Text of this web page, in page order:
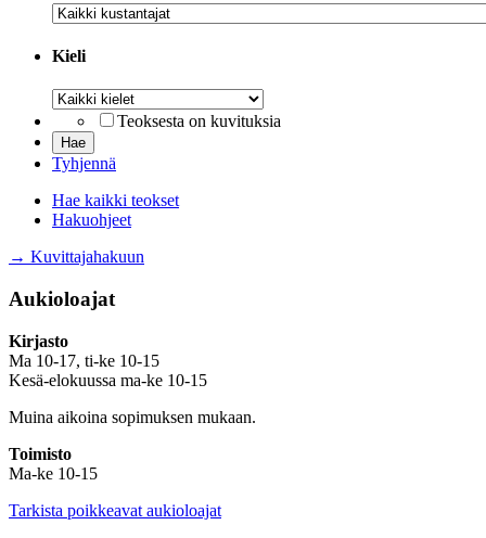
Kustantaja
Kieli
Kieli
Teoksesta on kuvituksia
Tyhjennä
Hae kaikki teokset
Hakuohjeet
→ Kuvittajahakuun
Aukioloajat
Kirjasto
Ma 10-17, ti-ke 10-15
Kesä-elokuussa ma-ke 10-15
Muina aikoina sopimuksen mukaan.
Toimisto
Ma-ke 10-15
Tarkista poikkeavat aukioloajat